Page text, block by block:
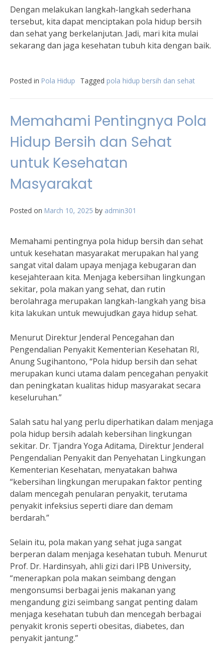
Dengan melakukan langkah-langkah sederhana
tersebut, kita dapat menciptakan pola hidup bersih
dan sehat yang berkelanjutan. Jadi, mari kita mulai
sekarang dan jaga kesehatan tubuh kita dengan baik.
Posted in Pola Hidup Tagged pola hidup bersih dan sehat
Memahami Pentingnya Pola
Hidup Bersih dan Sehat
untuk Kesehatan
Masyarakat
Posted on March 10, 2025 by admin301
Memahami pentingnya pola hidup bersih dan sehat
untuk kesehatan masyarakat merupakan hal yang
sangat vital dalam upaya menjaga kebugaran dan
kesejahteraan kita. Menjaga kebersihan lingkungan
sekitar, pola makan yang sehat, dan rutin
berolahraga merupakan langkah-langkah yang bisa
kita lakukan untuk mewujudkan gaya hidup sehat.
Menurut Direktur Jenderal Pencegahan dan
Pengendalian Penyakit Kementerian Kesehatan RI,
Anung Sugihantono, “Pola hidup bersih dan sehat
merupakan kunci utama dalam pencegahan penyakit
dan peningkatan kualitas hidup masyarakat secara
keseluruhan.”
Salah satu hal yang perlu diperhatikan dalam menjaga
pola hidup bersih adalah kebersihan lingkungan
sekitar. Dr. Tjandra Yoga Aditama, Direktur Jenderal
Pengendalian Penyakit dan Penyehatan Lingkungan
Kementerian Kesehatan, menyatakan bahwa
“kebersihan lingkungan merupakan faktor penting
dalam mencegah penularan penyakit, terutama
penyakit infeksius seperti diare dan demam
berdarah.”
Selain itu, pola makan yang sehat juga sangat
berperan dalam menjaga kesehatan tubuh. Menurut
Prof. Dr. Hardinsyah, ahli gizi dari IPB University,
“menerapkan pola makan seimbang dengan
mengonsumsi berbagai jenis makanan yang
mengandung gizi seimbang sangat penting dalam
menjaga kesehatan tubuh dan mencegah berbagai
penyakit kronis seperti obesitas, diabetes, dan
penyakit jantung.”